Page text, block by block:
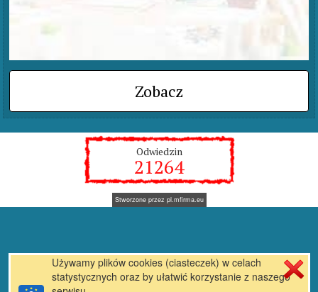
Zobacz
Odwiedzin
21264
Stworzone przez pl.mfirma.eu
Używamy plików cookies (ciasteczek) w celach
statystycznych oraz by ułatwić korzystanie z naszego